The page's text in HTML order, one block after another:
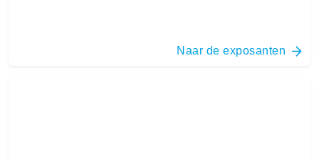
Naar de exposanten